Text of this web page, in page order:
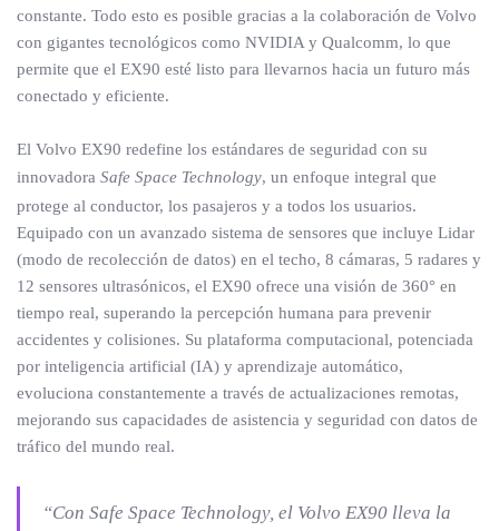
constante. Todo esto es posible gracias a la colaboración de Volvo
con gigantes tecnológicos como NVIDIA y Qualcomm, lo que
permite que el EX90 esté listo para llevarnos hacia un futuro más
conectado y eficiente.
El Volvo EX90 redefine los estándares de seguridad con su
innovadora Safe Space Technology, un enfoque integral que
protege al conductor, los pasajeros y a todos los usuarios.
Equipado con un avanzado sistema de sensores que incluye Lidar
(modo de recolección de datos) en el techo, 8 cámaras, 5 radares y
12 sensores ultrasónicos, el EX90 ofrece una visión de 360° en
tiempo real, superando la percepción humana para prevenir
accidentes y colisiones. Su plataforma computacional, potenciada
por inteligencia artificial (IA) y aprendizaje automático,
evoluciona constantemente a través de actualizaciones remotas,
mejorando sus capacidades de asistencia y seguridad con datos de
tráfico del mundo real.
“Con Safe Space Technology, el Volvo EX90 lleva la